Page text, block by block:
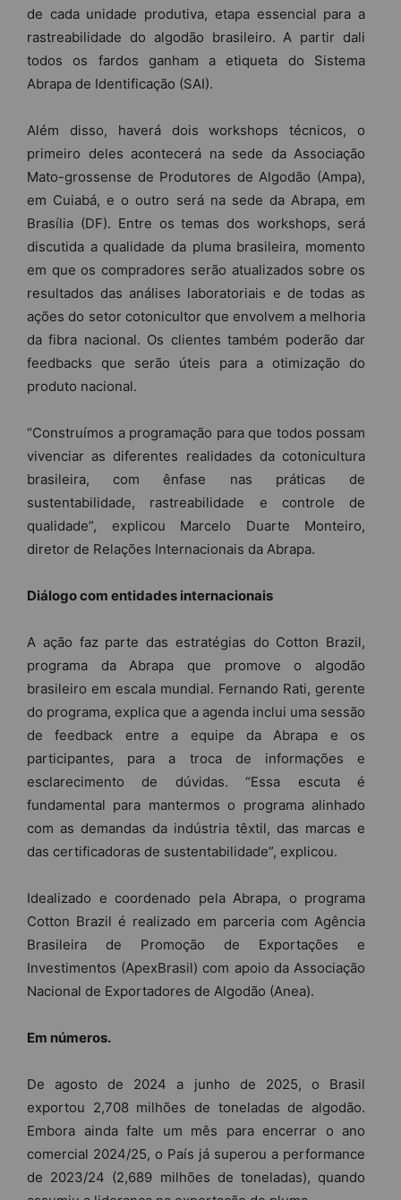
de cada unidade produtiva, etapa essencial para a
rastreabilidade do algodão brasileiro. A partir dali
todos os fardos ganham a etiqueta do Sistema
Abrapa de Identificação (SAI).
Além disso, haverá dois workshops técnicos,
o
primeiro deles acontecerá na sede da Associação
Mato-grossense de Produtores de Algodão (Ampa),
em Cuiabá, e o outro será na sede da Abrapa, em
Brasília (DF). Entre os temas dos workshops, será
discutida a qualidade da pluma brasileira, momento
em que os compradores serão atualizados sobre os
resultados das análises laboratoriais e de todas as
ações do setor cotonicultor que envolvem a melhoria
da fibra nacional. Os clientes também poderão dar
feedbacks que serão úteis para a otimização do
produto nacional.
“Construímos a programação para que todos possam
vivenciar as diferentes realidades da cotonicultura
brasileira, com ênfase nas práticas de
sustentabilidade, rastreabilidade e controle de
qualidade”, explicou Marcelo Duarte Monteiro,
diretor de Relações Internacionais da Abrapa.
Diálogo com entidades internacionais
A ação faz parte das estratégias do Cotton Brazil,
programa da Abrapa que promove o algodão
brasileiro em escala mundial. Fernando Rati, gerente
do programa, explica que a agenda inclui uma sessão
de feedback entre a equipe da Abrapa e os
participantes, para a troca de informações e
esclarecimento de dúvidas. “Essa escuta é
fundamental para mantermos o programa alinhado
com as demandas da indústria têxtil, das marcas e
das certificadoras de sustentabilidade”, explicou.
Idealizado e coordenado pela Abrapa, o programa
Cotton Brazil é realizado em parceria com Agência
Brasileira de Promoção de Exportações e
Investimentos (ApexBrasil) com apoio da Associação
Nacional de Exportadores de Algodão (Anea).
Em números.
De agosto de 2024 a junho de 2025, o Brasil
exportou 2,708 milhões de toneladas de algodão.
Embora ainda falte um mês para encerrar o ano
comercial 2024/25, o País já superou a performance
de 2023/24 (2,689 milhões de toneladas), quando